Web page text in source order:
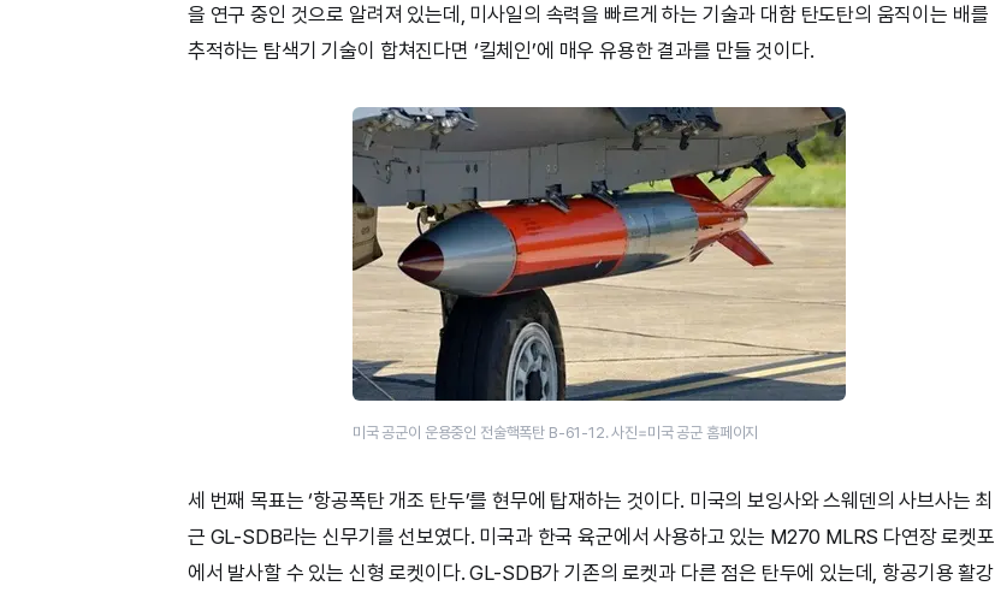
을 연구 중인 것으로 알려져 있는데, 미사일의 속력을 빠르게 하는 기술과 대함 탄도탄의 움직이는 배를
추적하는 탐색기 기술이 합쳐진다면 ‘킬체인’에 매우 유용한 결과를 만들 것이다.
미국 공군이 운용중인 전술핵폭탄 B-61-12. 사진=미국 공군 홈페이지
세 번째 목표는 ‘항공폭탄 개조 탄두’를 현무에 탑재하는 것이다. 미국의 보잉사와 스웨덴의 사브사는 최
근 GL-SDB라는 신무기를 선보였다. 미국과 한국 육군에서 사용하고 있는 M270 MLRS 다연장 로켓포
에서 발사할 수 있는 신형 로켓이다. GL-SDB가 기존의 로켓과 다른 점은 탄두에 있는데, 항공기용 활강